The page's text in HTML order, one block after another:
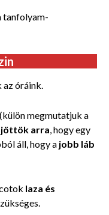
tanfolyam-
az óráink.
megmutatjuk a
arra, hogy egy
áll, hogy a jobb láb
laza és